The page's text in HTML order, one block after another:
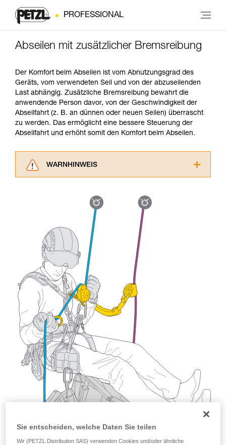
PROFESSIONAL
Abseilen mit zusätzlicher Bremsreibung
Der Komfort beim Abseilen ist vom Abnutzungsgrad des
Geräts, vom verwendeten Seil und von der abzuseilenden
Last abhängig. Zusätzliche Bremsreibung bewahrt die
anwendende Person davor, von der Geschwindigkeit der
Abseilfahrt (z. B. an dünnen oder neuen Seilen) überrascht
zu werden. Das ermöglicht eine bessere Steuerung der
Abseilfahrt und erhöht somit den Komfort beim Abseilen.
WARNHINWEIS
aufmerksam durch, bevor Sie diesen zu Rate
ziehen. Um diese Zusatzinformationen
verstehen zu können, müssen Sie zuerst die in
der Gebrauchsanweisung enthaltenen
Informationen richtig verstanden haben.
Die Beherrschung dieser Techniken setzt eine
entsprechende Ausbildung und ein spezielles
Training voraus. Prüfen Sie zusammen mit
einem Profi, ob Sie in der Lage sind, den
Vorgang alleine sicher zu wiederholen, bevor
Sie ihn eigenständig durchführen.
Wir geben Beispiele für die mit Ihrer Aktivität
verbundenen Techniken. Möglicherweise gibt es
noch andere Techniken, die hier nicht
beschrieben werden.
Sie entscheiden, welche Daten Sie teilen
Wir (PETZL Distribution SAS) verwenden Cookies und/oder ähnliche